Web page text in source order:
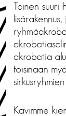
Toinen suuri
akrobatia
toisinaan
Kävimme